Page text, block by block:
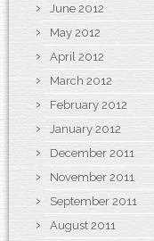
June 2012
May 2012
April 2012
March 2012
February 2012
January 2012
December 2011
November 2011
September 2011
August 2011